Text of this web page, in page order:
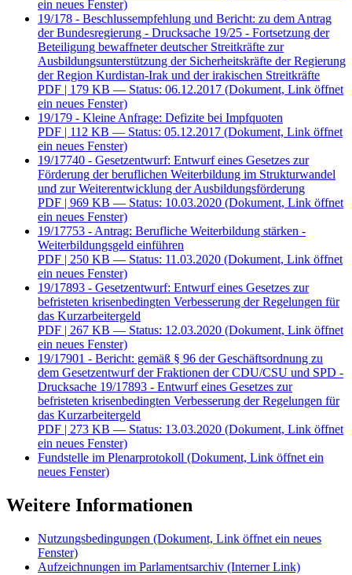
ein neues Fenster)
19/178 - Beschlussempfehlung und Bericht: zu dem Antrag
der Bundesregierung - Drucksache 19/25 - Fortsetzung der
Beteiligung bewaffneter deutscher Streitkräfte zur
Ausbildungsunterstützung der Sicherheitskräfte der Regierung
der Region Kurdistan-Irak und der irakischen Streitkräfte
PDF | 179 KB — Status: 06.12.2017 (Dokument, Link öffnet
ein neues Fenster)
19/179 - Kleine Anfrage: Defizite bei Impfquoten
PDF | 112 KB — Status: 05.12.2017 (Dokument, Link öffnet
ein neues Fenster)
19/17740 - Gesetzentwurf: Entwurf eines Gesetzes zur
Förderung der beruflichen Weiterbildung im Strukturwandel
und zur Weiterentwicklung der Ausbildungsförderung
PDF | 969 KB — Status: 10.03.2020 (Dokument, Link öffnet
ein neues Fenster)
19/17753 - Antrag: Berufliche Weiterbildung stärken -
Weiterbildungsgeld einführen
PDF | 250 KB — Status: 11.03.2020 (Dokument, Link öffnet
ein neues Fenster)
19/17893 - Gesetzentwurf: Entwurf eines Gesetzes zur
befristeten krisenbedingten Verbesserung der Regelungen für
das Kurzarbeitergeld
PDF | 267 KB — Status: 12.03.2020 (Dokument, Link öffnet
ein neues Fenster)
19/17901 - Bericht: gemäß § 96 der Geschäftsordnung zu
dem Gesetzentwurf der Fraktionen der CDU/CSU und SPD -
Drucksache 19/17893 - Entwurf eines Gesetzes zur
befristeten krisenbedingten Verbesserung der Regelungen für
das Kurzarbeitergeld
PDF | 273 KB — Status: 13.03.2020 (Dokument, Link öffnet
ein neues Fenster)
Fundstelle im Plenarprotokoll (Dokument, Link öffnet ein
neues Fenster)
Weitere Informationen
Nutzungsbedingungen (Dokument, Link öffnet ein neues
Fenster)
Aufzeichnungen im Parlamentsarchiv (Interner Link)